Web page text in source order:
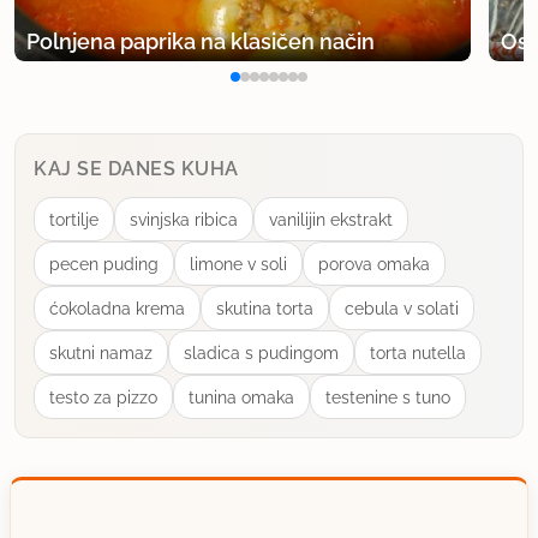
uporabno
29.5.2014 ob 16:39
Kar fino so uspeli, pa četudi je bila moška roka za
kuhalnico :)
Polnjena paprika na klasičen način
KAJ SE DANES KUHA
tortilje svinjska ribica vanilijin ekstrakt
pecen puding limone v soli porova omaka
ćokoladna krema skutina torta cebula v solati
skutni namaz sladica s pudingom torta nutella
testo za pizzo tunina omaka testenine s tuno